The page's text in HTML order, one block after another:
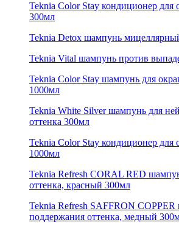
Teknia Color Stay кондиционер для
300мл
Teknia Detox шампунь
Teknia Vital шампунь против
Teknia Color Stay шампунь для
1000мл
Teknia White Silver шампунь для
оттенка 300мл
Teknia Color Stay кондиционер для
1000мл
Teknia Refresh CORAL RED
оттенка, красный 300мл
Teknia Refresh SAFFRON
поддержания оттенка, медный